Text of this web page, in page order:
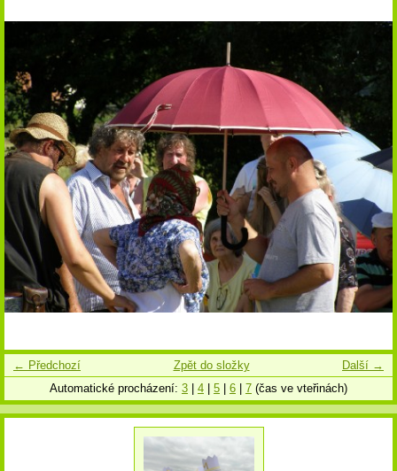
← Předchozí Další →
Zpět do složky
Automatické procházení: 3 4 5 6 7 (čas ve vteřinách)